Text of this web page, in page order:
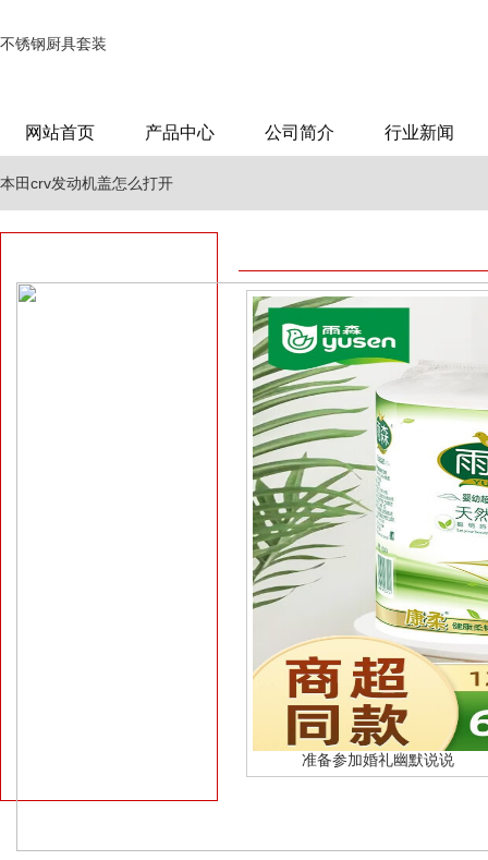
不锈钢厨具套装
网站首页 产品中心 公司简介 行业新闻
本田crv发动机盖怎么打开
准备参加婚礼幽默说说